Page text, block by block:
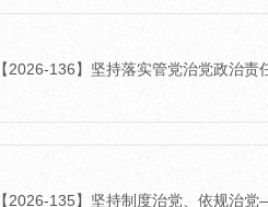
【2026-136】坚持落实管党治党政治
【2026-135】坚持制度治党、依规治